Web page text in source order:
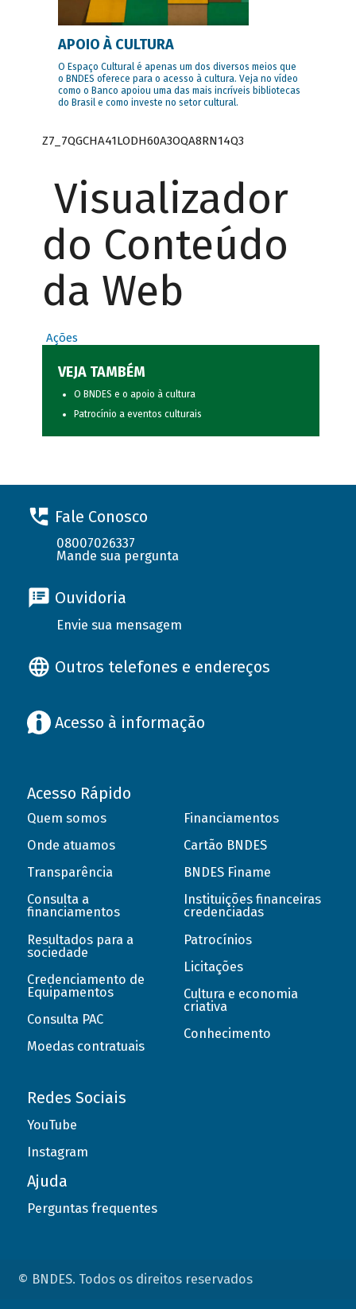
APOIO À CULTURA
O Espaço Cultural é apenas um dos diversos meios que
o BNDES oferece para o acesso à cultura. Veja no vídeo
como o Banco apoiou uma das mais incríveis bibliotecas
do Brasil e como investe no setor cultural.
Z7_7QGCHA41LODH60A3OQA8RN14Q3
Visualizador
do Conteúdo
da Web
Ações
VEJA TAMBÉM
O BNDES e o apoio à cultura
Patrocínio a eventos culturais
Fale Conosco
08007026337
Mande sua pergunta
Ouvidoria
Envie sua mensagem
Outros telefones e endereços
Acesso à informação
Acesso Rápido
Quem somos
Onde atuamos
Transparência
Consulta a
financiamentos
Resultados para a
sociedade
Credenciamento de
Equipamentos
Consulta PAC
Moedas contratuais
Financiamentos
Cartão BNDES
BNDES Finame
Instituições financeiras
credenciadas
Patrocínios
Licitações
Cultura e economia
criativa
Conhecimento
Redes Sociais
YouTube
Instagram
Ajuda
Perguntas frequentes
© BNDES. Todos os direitos reservados